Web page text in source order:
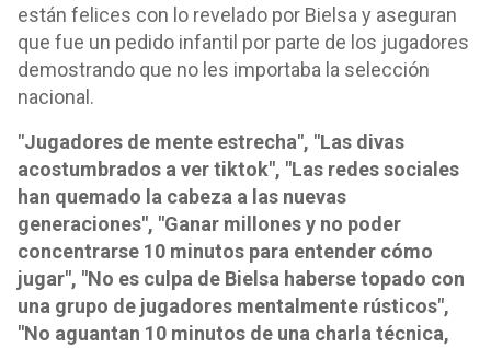
están felices con lo revelado por Bielsa y aseguran
que fue un pedido infantil por parte de los jugadores
demostrando que no les importaba la selección
nacional.
"Jugadores de mente estrecha", "Las divas
acostumbrados a ver tiktok", "Las redes sociales
han quemado la cabeza a las nuevas
generaciones", "Ganar millones y no poder
concentrarse 10 minutos para entender cómo
jugar", "No es culpa de Bielsa haberse topado con
una grupo de jugadores mentalmente rústicos",
"No aguantan 10 minutos de una charla técnica,